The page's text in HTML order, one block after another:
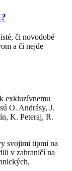
či novodobé
a či nejde
exkluzívnemu
O. Andrásy, J.
K. Peteraj, R.
svojimi tipmi na
v zahraničí na